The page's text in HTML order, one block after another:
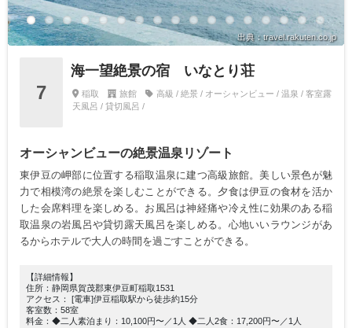
出典：travel.rakuten.co.jp
7
海一望絶景の宿 いなとり荘
稲取 旅館
高級 / 絶景 / オーシャンビュー / 温泉 / 客室露
天風呂 / 貸切風呂 /
オーシャンビューの絶景温泉リゾート
東伊豆の岬部に位置する稲取温泉に建つ高級旅館。美しい景色が魅
力で相模湾の絶景を楽しむことができる。夕食は伊豆の食材を活か
した会席料理を楽しめる。お風呂は神経痛や冷え性に効果のある稲
取温泉の岩風呂や貸切露天風呂を楽しめる。心地いいラウンジがあ
るからホテルで大人の時間を過ごすことができる。
【詳細情報】
住所：静岡県賀茂郡東伊豆町稲取1531
アクセス： [電車]伊豆稲取駅から徒歩約15分
客室数：58室
料金：◆二人素泊まり：10,100円〜／1人 ◆二人2食：17,200円〜／1人